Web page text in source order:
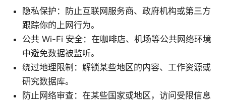
隐私保护：防止互联网服务商、政府机构或第三方
跟踪你的上网行为。
公共 Wi-Fi 安全：在咖啡店、机场等公共网络环境
中避免数据被监听。
绕过地理限制：解锁某些地区的内容、工作资源或
研究数据库。
防止网络审查：在某些国家或地区，访问受限信息